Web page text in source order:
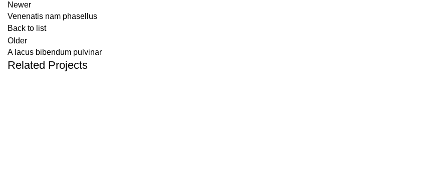
Newer
Venenatis nam phasellus
Back to list
Older
A lacus bibendum pulvinar
Related Projects